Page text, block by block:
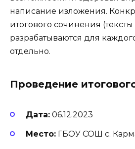
написание изложения.
итогового сочинения
разрабатываются для
отдельно.
Проведение
Дата: 06.12.2023
Место: ГБОУ СОШ с.